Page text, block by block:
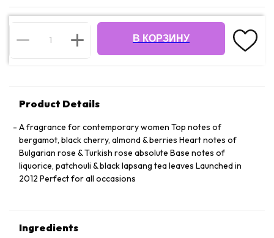
В КОРЗИНУ
Product Details
A fragrance for contemporary women Top notes of
bergamot, black cherry, almond & berries Heart notes of
Bulgarian rose & Turkish rose absolute Base notes of
liquorice, patchouli & black lapsang tea leaves Launched in
2012 Perfect for all occasions
Ingredients